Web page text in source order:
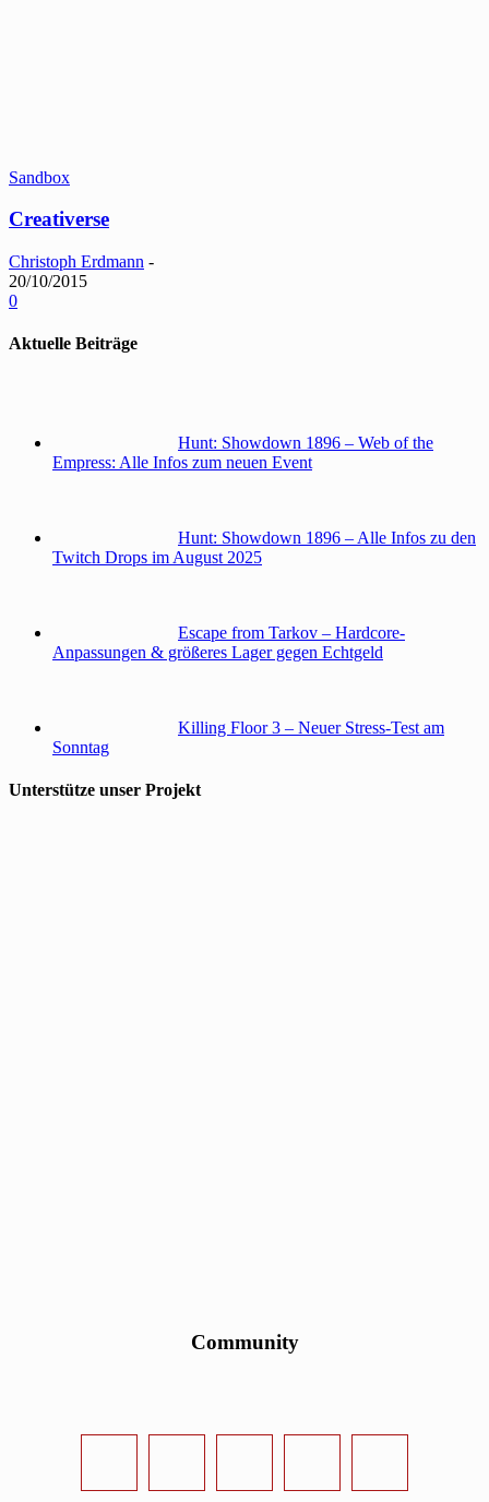
Sandbox
Creativerse
Christoph Erdmann -
20/10/2015
0
Aktuelle Beiträge
Hunt: Showdown 1896 – Web of the
Empress: Alle Infos zum neuen Event
Hunt: Showdown 1896 – Alle Infos zu den
Twitch Drops im August 2025
Escape from Tarkov – Hardcore-
Anpassungen & größeres Lager gegen Echtgeld
Killing Floor 3 – Neuer Stress-Test am
Sonntag
Unterstütze unser Projekt
Community